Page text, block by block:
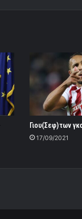
Γιου(Σεφ)των
17/09/2021